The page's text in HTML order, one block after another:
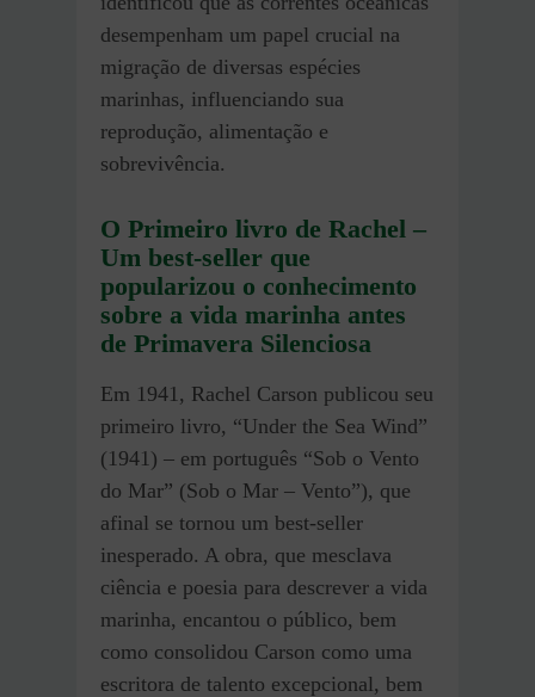
desempenham um papel crucial na
migração de diversas espécies
marinhas, influenciando sua
reprodução, alimentação e
sobrevivência.
O Primeiro livro de Rachel –
Um best-seller que
popularizou o conhecimento
sobre a vida marinha antes
de Primavera Silenciosa
Em 1941, Rachel Carson publicou seu
primeiro livro, “Under the Sea Wind”
(1941) – em português “Sob o Vento
do Mar” (Sob o Mar – Vento”), que
afinal se tornou um best-seller
inesperado. A obra, que mesclava
ciência e poesia para descrever a vida
marinha, encantou o público, bem
como consolidou Carson como uma
escritora de talento excepcional, bem